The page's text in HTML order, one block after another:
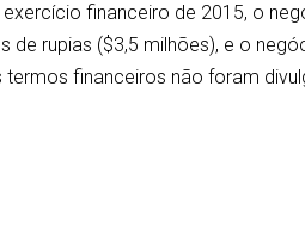
financeiro de 2015, o
de rupias ($3,5 milhões), e o
financeiros não foram